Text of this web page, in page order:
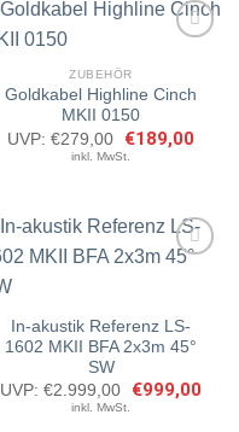
Artikel
ZUBEHÖR
Goldkabel Highline Cinch
MKII 0150
UVP: €279,00
Ursprünglicher
Preis
€189,00
inkl. MwSt.
merken
In-akustik Referenz LS-
1602 MKII BFA 2x3m 45°
SW
UVP: €2.999,00 €999,00
inkl. MwSt.